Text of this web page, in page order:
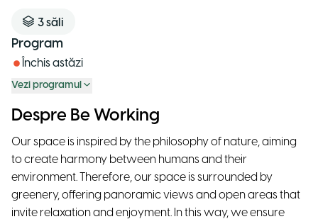
3săli
Program
Închis astăzi
Vezi programul
Despre Be Working
Our space is inspired by the philosophy of nature, aiming
to create harmony between humans and their
environment. Therefore, our space is surrounded by
greenery, offering panoramic views and open areas that
invite relaxation and enjoyment. In this way, we ensure